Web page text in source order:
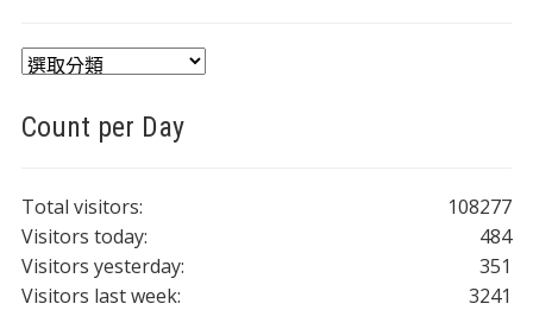
分
Count per Day
108277
Total visitors:
484
Visitors today:
351
Visitors yesterday:
3241
Visitors last week: